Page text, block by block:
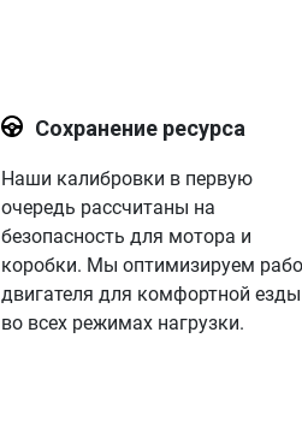
Сохранение ресурса
Наши калибровки в первую
очередь рассчитаны на
безопасность для мотора и
коробки. Мы оптимизируем
двигателя для комфортной езды
во всех режимах нагрузки.